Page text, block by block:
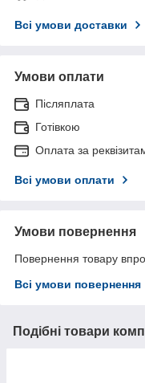
Всі умови доставки
Умови оплати
Післяплата
Готівкою
Оплата за
Всі умови оплати
Умови повернення
Повернення товару
Всі умови повернення
Подібні товари